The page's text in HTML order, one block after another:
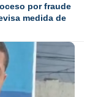
por fraude
medida de